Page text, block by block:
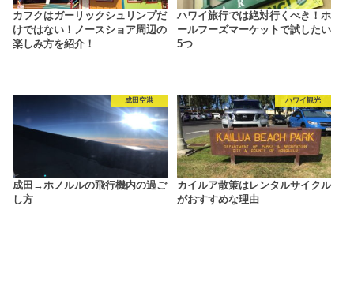
カフクはガーリックシュリンプだ
けではない！ノースショア周辺の
楽しみ方を紹介！
ハワイ旅行では絶対行くべき！ホ
ールフーズマーケットで試したい
5つ
成田空港
成田→ホノルルの飛行機内の過ご
し方
ハワイ観光
カイルア散策はレンタルサイクル
がおすすめな理由